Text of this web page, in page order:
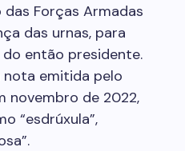
Forças Armadas
das urnas, para
então presidente.
nota emitida pelo
novembro de 2022,
“esdrúxula”,